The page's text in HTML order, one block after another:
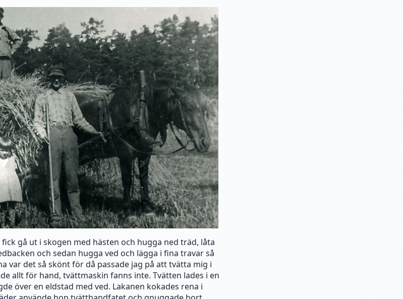
gå ut i skogen med hästen och hugga ned träd, låta
och sedan hugga ved och lägga i fina travar så
var det så skönt för då passade jag på att tvätta mig i
allt för hand, tvättmaskin fanns inte. Tvätten lades i en
över en eldstad med ved. Lakanen kokades rena i